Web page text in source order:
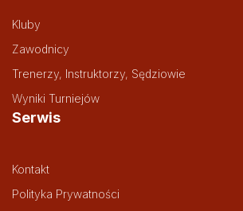
Kluby
Zawodnicy
Trenerzy, Instruktorzy, Sędziowie
Wyniki Turniejów
Serwis
Kontakt
Polityka Prywatności